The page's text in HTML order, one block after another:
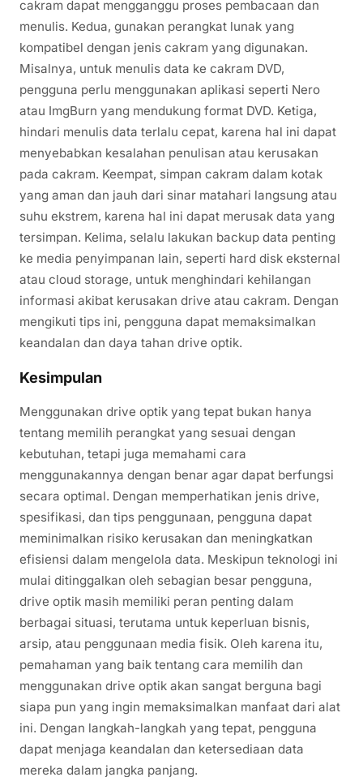
cakram dapat mengganggu proses pembacaan dan
menulis. Kedua, gunakan perangkat lunak yang
kompatibel dengan jenis cakram yang digunakan.
Misalnya, untuk menulis data ke cakram DVD,
pengguna perlu menggunakan aplikasi seperti Nero
atau ImgBurn yang mendukung format DVD. Ketiga,
hindari menulis data terlalu cepat, karena hal ini dapat
menyebabkan kesalahan penulisan atau kerusakan
pada cakram. Keempat, simpan cakram dalam kotak
yang aman dan jauh dari sinar matahari langsung atau
suhu ekstrem, karena hal ini dapat merusak data yang
tersimpan. Kelima, selalu lakukan backup data penting
ke media penyimpanan lain, seperti hard disk eksternal
atau cloud storage, untuk menghindari kehilangan
informasi akibat kerusakan drive atau cakram. Dengan
mengikuti tips ini, pengguna dapat memaksimalkan
keandalan dan daya tahan drive optik.
Kesimpulan
Menggunakan drive optik yang tepat bukan hanya
tentang memilih perangkat yang sesuai dengan
kebutuhan, tetapi juga memahami cara
menggunakannya dengan benar agar dapat berfungsi
secara optimal. Dengan memperhatikan jenis drive,
spesifikasi, dan tips penggunaan, pengguna dapat
meminimalkan risiko kerusakan dan meningkatkan
efisiensi dalam mengelola data. Meskipun teknologi ini
mulai ditinggalkan oleh sebagian besar pengguna,
drive optik masih memiliki peran penting dalam
berbagai situasi, terutama untuk keperluan bisnis,
arsip, atau penggunaan media fisik. Oleh karena itu,
pemahaman yang baik tentang cara memilih dan
menggunakan drive optik akan sangat berguna bagi
siapa pun yang ingin memaksimalkan manfaat dari alat
ini. Dengan langkah-langkah yang tepat, pengguna
dapat menjaga keandalan dan ketersediaan data
mereka dalam jangka panjang.